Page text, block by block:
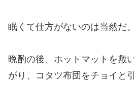
眠くて仕方がないのは当然だ。
晩酌の後、ホットマットを敷
がり、コタツ布団をチョイと